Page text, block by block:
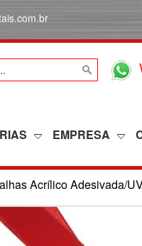
EMPRESA
Acrílico Adesivada/